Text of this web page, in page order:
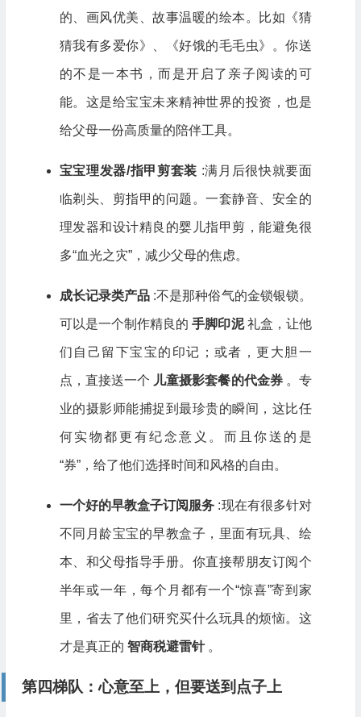
的、画风优美、故事温暖的绘本。比如《猜
猜我有多爱你》、《好饿的毛毛虫》。你送
的不是一本书，而是开启了亲子阅读的可
能。这是给宝宝未来精神世界的投资，也是
给父母一份高质量的陪伴工具。
宝宝理发器/指甲剪套装 :满月后很快就要面
临剃头、剪指甲的问题。一套静音、安全的
理发器和设计精良的婴儿指甲剪，能避免很
多“血光之灾”，减少父母的焦虑。
成长记录类产品 :不是那种俗气的金锁银锁。
可以是一个制作精良的手脚印泥礼盒，让他
们自己留下宝宝的印记；或者，更大胆一
点，直接送一个 儿童摄影套餐的代金券 。专
业的摄影师能捕捉到最珍贵的瞬间，这比任
何实物都更有纪念意义。而且你送的是
“券”，给了他们选择时间和风格的自由。
一个好的早教盒子订阅服务 :现在有很多针对
不同月龄宝宝的早教盒子，里面有玩具、绘
本、和父母指导手册。你直接帮朋友订阅个
半年或一年，每个月都有一个“惊喜”寄到家
里，省去了他们研究买什么玩具的烦恼。这
才是真正的 智商税避雷针 。
第四梯队：心意至上，但要送到点子上